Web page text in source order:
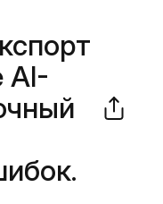
AI-